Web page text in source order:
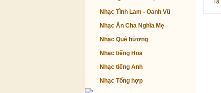
Nhạc Tình Lam - Oanh Vũ
Nhạc Ân Cha Nghĩa Mẹ
Nhạc Quê hương
Nhạc tiếng Hoa
Nhạc tiếng Anh
Nhạc Tổng hợp